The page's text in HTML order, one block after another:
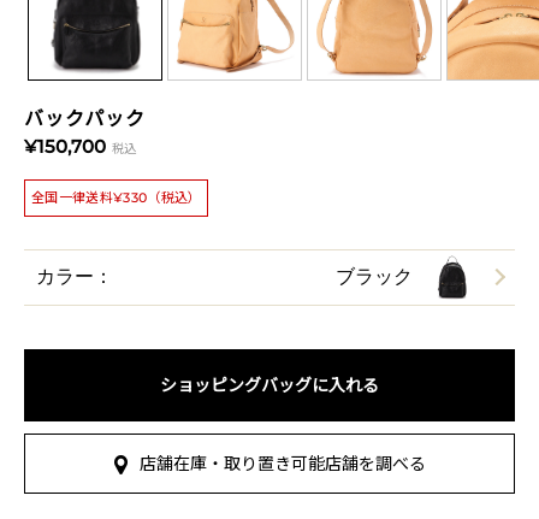
バックパック
¥150,700 税込
全国一律送料¥330（税込）
カラー： ブラック
ショッピングバッグに入れる
店舗在庫・取り置き可能店舗を調べる